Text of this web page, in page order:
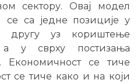
сектору. Овај модел
се са једне позиције у
другу уз кориштење
а у сврху постизања
Економичност се тиче
се тиче како и на који